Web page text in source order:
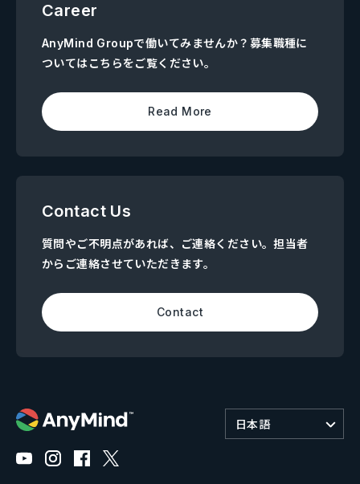
Career
AnyMind Groupで働いてみませんか？募集職種に
ついてはこちらをご覧ください。
Read More
Contact Us
質問やご不明点があれば、ご連絡ください。担当者
からご連絡させていただきます。
Contact
日本語